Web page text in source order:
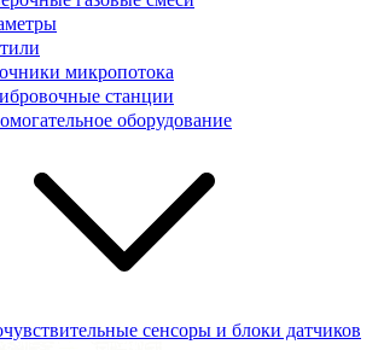
микропотока
станции
оборудование
сенсоры и блоки датчиков